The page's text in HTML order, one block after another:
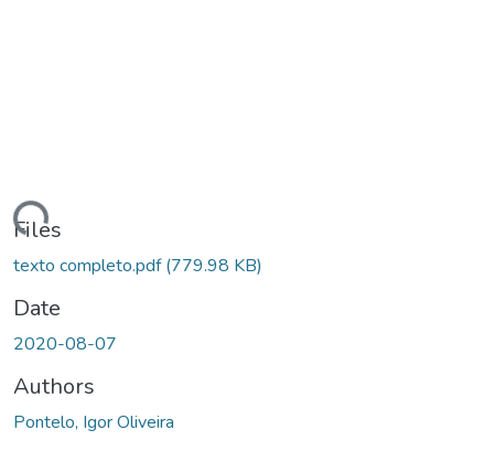
Files
texto completo.pdf(779.98 KB)
Date
2020-08-07
Authors
Pontelo, Igor Oliveira